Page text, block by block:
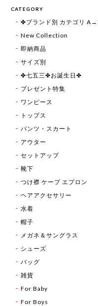
CATEGORY
✤ブランド別 カテゴリ
New Collection
即納商品
サイズ別
✤七五三✤お誕生日✤
プレゼント特集
ワンピース
トップス
パンツ・スカート
アウター
セットアップ
靴下
つけ襟 ケープ エプロン
ヘアアクセサリー
水着
帽子
メガネ＆サングラス
シューズ
バッグ
雑貨
For Baby
For Boys